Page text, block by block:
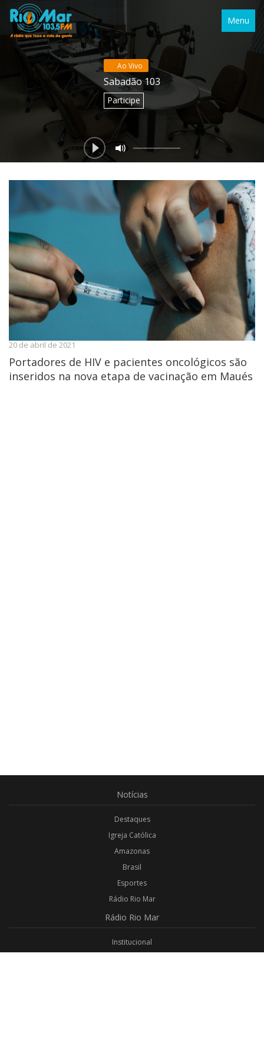
Menu
Ao Vivo
Sabadão 103
Participe
20 de abril de 2021
Portadores de HIV e pacientes oncológicos são
inseridos na nova etapa de vacinação em Maués
Notícias
Destaques
Igreja Católica
Amazonas
Brasil
Esportes
Rádio Rio Mar
Rádio Rio Mar
Institucional